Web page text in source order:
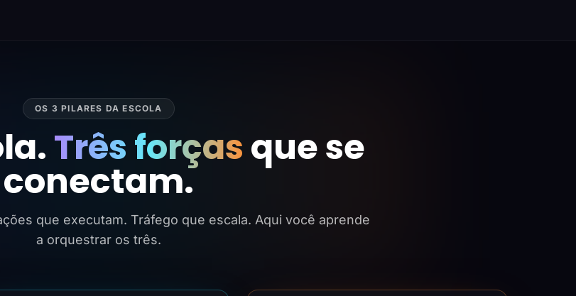
OS 3 PILARES DA ESCOLA
Três forçasque se
conectam.
que executam. Tráfego que escala. Aqui você aprende
a orquestrar os três.